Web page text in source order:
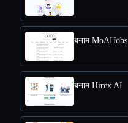
बनाम MoAIJobs
बनाम Hirex AI